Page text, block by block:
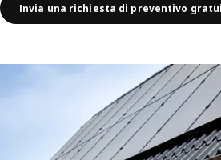
Invia una richiesta di preventivo